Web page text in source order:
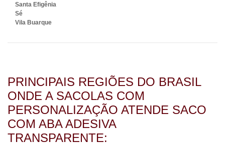
Santa Efigênia
Sé
Vila Buarque
PRINCIPAIS REGIÕES DO BRASIL
ONDE A SACOLAS COM
PERSONALIZAÇÃO ATENDE SACO
COM ABA ADESIVA
TRANSPARENTE: